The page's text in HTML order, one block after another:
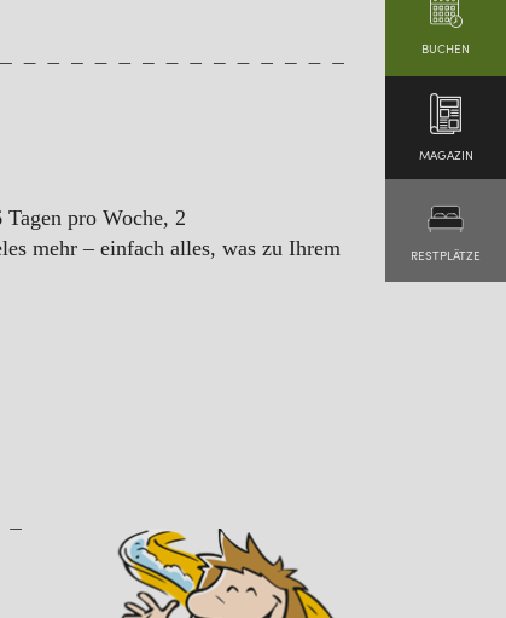
BUCHEN
MAGAZIN
RESTPLÄTZE
pro Woche, 2
mehr – einfach alles, was zu Ihrem